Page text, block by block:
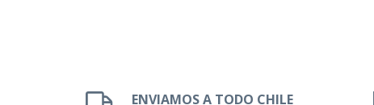
ENVIAMOS A TODO CHILE